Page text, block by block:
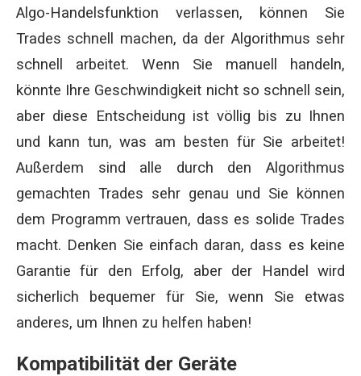
Algo-Handelsfunktion verlassen, können Sie
Trades schnell machen, da der Algorithmus sehr
schnell arbeitet. Wenn Sie manuell handeln,
könnte Ihre Geschwindigkeit nicht so schnell sein,
aber diese Entscheidung ist völlig bis zu Ihnen
und kann tun, was am besten für Sie arbeitet!
Außerdem sind alle durch den Algorithmus
gemachten Trades sehr genau und Sie können
dem Programm vertrauen, dass es solide Trades
macht. Denken Sie einfach daran, dass es keine
Garantie für den Erfolg, aber der Handel wird
sicherlich bequemer für Sie, wenn Sie etwas
anderes, um Ihnen zu helfen haben!
Kompatibilität der Geräte